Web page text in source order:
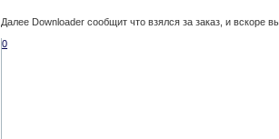
Далее Downloader сообщит что взялся за заказ, и вскоре
0